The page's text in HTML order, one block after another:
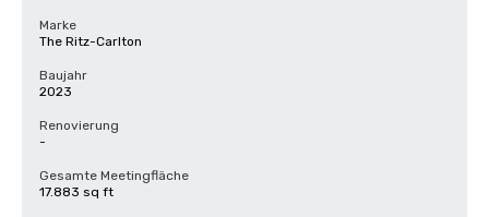
Marke
The Ritz-Carlton
Baujahr
2023
Renovierung
-
Gesamte Meetingfläche
17.883 sq ft